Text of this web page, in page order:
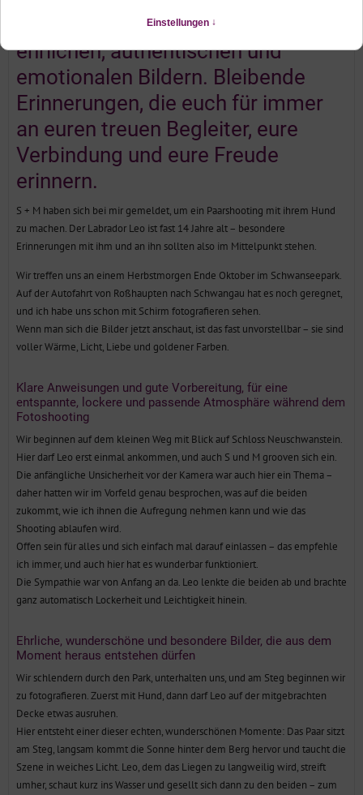
Hund, festgehalten in
ehrlichen, authentischen und
emotionalen Bildern. Bleibende
Erinnerungen, die euch für immer
an euren treuen Begleiter, eure
Verbindung und eure Freude
erinnern.
S + M haben sich bei mir gemeldet, um ein Paarshooting mit ihrem Hund
zu machen. Der Labrador Leo ist fast 14 Jahre alt – besondere
Erinnerungen mit ihm und an ihn sollten also im Mittelpunkt stehen.
Wir treffen uns an einem Herbstmorgen Ende Oktober im Schwanseepark.
Auf der Autofahrt von Roßhaupten nach Schwangau hat es noch geregnet,
und ich habe uns schon mit Schirm fotografieren sehen.
Wenn man sich die Bilder jetzt anschaut, ist das fast unvorstellbar – sie sind
voller Wärme, Licht, Liebe und goldener Farben.
Klare Anweisungen und gute Vorbereitung, für eine
entspannte, lockere und passende Atmosphäre während dem
Fotoshooting
Wir beginnen auf dem kleinen Weg mit Blick auf Schloss Neuschwanstein.
Hier darf Leo erst einmal ankommen, und auch S und M grooven sich ein.
Die anfängliche Unsicherheit vor der Kamera war auch hier ein Thema –
daher hatten wir im Vorfeld genau besprochen, was auf die beiden
zukommt, wie ich ihnen die Aufregung nehmen kann und wie das
Shooting ablaufen wird.
Offen sein für alles und sich einfach mal darauf einlassen – das empfehle
ich immer, und auch hier hat es wunderbar funktioniert.
Die Sympathie war von Anfang an da. Leo lenkte die beiden ab und brachte
ganz automatisch Lockerheit und Leichtigkeit hinein.
Ehrliche, wunderschöne und besondere Bilder, die aus dem
Moment heraus entstehen dürfen
Wir schlendern durch den Park, unterhalten uns, und am Steg beginnen wir
zu fotografieren. Zuerst mit Hund, dann darf Leo auf der mitgebrachten
Decke etwas ausruhen.
Hier entsteht einer dieser echten, wunderschönen Momente: Das Paar sitzt
am Steg, langsam kommt die Sonne hinter dem Berg hervor und taucht die
Szene in weiches Licht. Leo, dem das Liegen zu langweilig wird, streift
umher, schaut kurz ins Wasser und gesellt sich dann zu den beiden – zum